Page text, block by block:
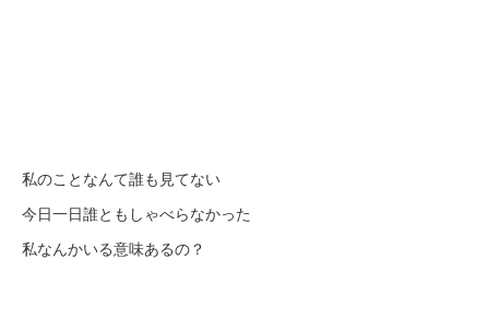
私のことなんて誰も見てない
今日一日誰ともしゃべらなかった
私なんかいる意味あるの？